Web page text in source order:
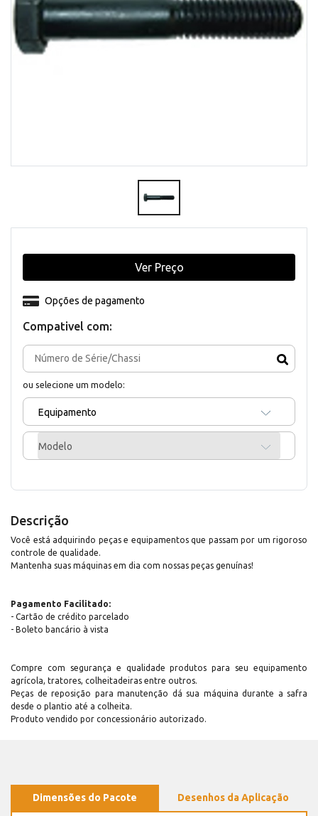
Compativel com:
ou selecione um modelo:
Equipamento
Modelo
Opções de pagamento
Ver Preço
Descrição
Você está adquirindo peças e equipamentos que passam por um rigoroso
controle de qualidade.
Mantenha suas máquinas em dia com nossas peças genuínas!
Pagamento Facilitado:
- Cartão de crédito parcelado
- Boleto bancário à vista
Compre com segurança e qualidade produtos para seu equipamento
agrícola, tratores, colheitadeiras entre outros.
Peças de reposição para manutenção dá sua máquina durante a safra
desde o plantio até a colheita.
Produto vendido por concessionário autorizado.
Dimensões do Pacote Desenhos da Aplicação